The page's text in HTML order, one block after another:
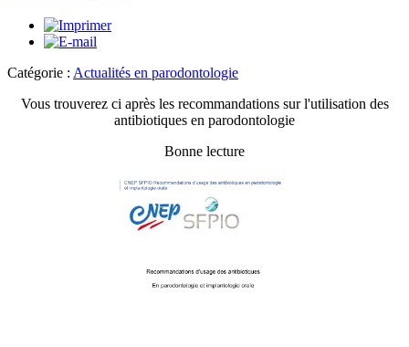
Catégorie : Actualités en parodontologie
Vous trouverez ci après les recommandations sur l'utilisation des
antibiotiques en parodontologie
Bonne lecture